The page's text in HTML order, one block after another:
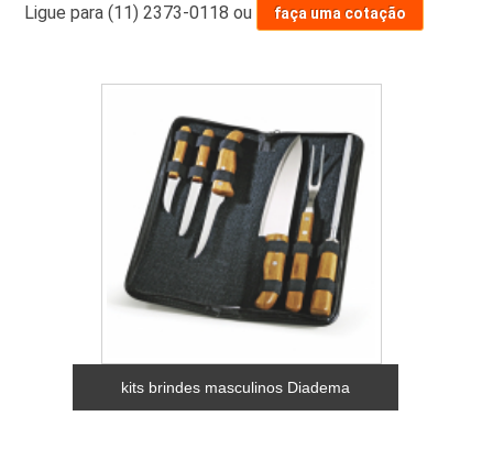
Ligue para (11) 2373-0118 ou faça uma cotação
kits brindes masculinos Diadema